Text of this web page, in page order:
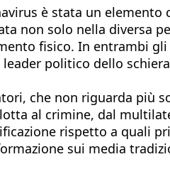
è stata un
non solo nella
fisico. In entrambi
politico dello
che non riguarda più
al crimine, dal
rispetto a quali
sui media